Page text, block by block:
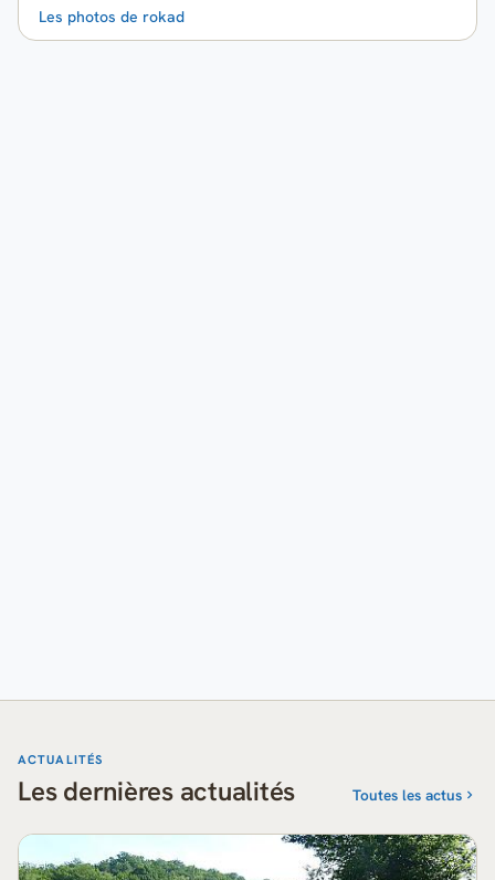
Les photos de rokad
ACTUALITÉS
Les dernières actualités Toutes les actus